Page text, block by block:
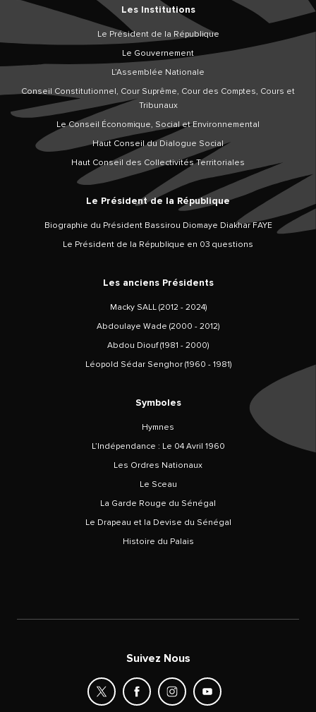
Les Institutions
Le Président de la République
Le Gouvernement
L’Assemblée Nationale
Conseil Constitutionnel, Cour Suprême, Cour des Comptes, Cours et
Tribunaux
Le Conseil Économique, Social et Environnemental
Haut Conseil du Dialogue Social
Haut Conseil des Collectivités Territoriales
Le Président de la République
Biographie du Président Bassirou Diomaye Diakhar FAYE
Le Président de la République en 03 questions
Les anciens Présidents
Macky SALL (2012 - 2024)
Abdoulaye Wade (2000 - 2012)
Abdou Diouf (1981 - 2000)
Léopold Sédar Senghor (1960 - 1981)
Symboles
Hymnes
L’Indépendance : Le 04 Avril 1960
Les Ordres Nationaux
Le Sceau
La Garde Rouge du Sénégal
Le Drapeau et la Devise du Sénégal
Histoire du Palais
Suivez Nous